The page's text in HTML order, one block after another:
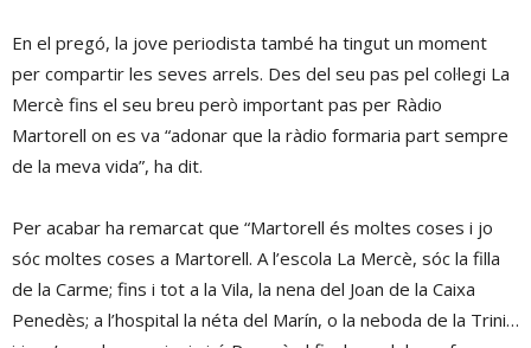
En el pregó, la jove periodista també ha tingut un moment
per compartir les seves arrels. Des del seu pas pel col·legi La
Mercè fins el seu breu però important pas per Ràdio
Martorell on es va “adonar que la ràdio formaria part sempre
de la meva vida”, ha dit.
Per acabar ha remarcat que “Martorell és moltes coses i jo
sóc moltes coses a Martorell. A l’escola La Mercè, sóc la filla
de la Carme; fins i tot a la Vila, la nena del Joan de la Caixa
Penedès; a l’hospital la néta del Marín, o la neboda de la Trini…